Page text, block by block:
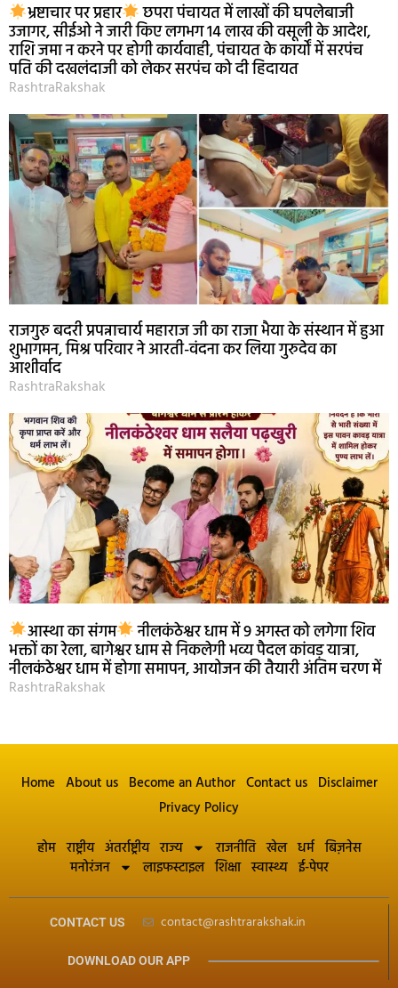
भ्रष्टाचार पर प्रहार छपरा पंचायत में लाखों की घपलेबाजी
उजागर, सीईओ ने जारी किए लगभग 14 लाख की वसूली के आदेश,
राशि जमा न करने पर होगी कार्यवाही, पंचायत के कार्यों में सरपंच
पति की दखलंदाजी को लेकर सरपंच को दी हिदायत
RashtraRakshak
राजगुरु बदरी प्रपन्नाचार्य महाराज जी का राजा भैया के संस्थान में हुआ
शुभागमन, मिश्र परिवार ने आरती-वंदना कर लिया गुरुदेव का
आशीर्वाद
RashtraRakshak
आस्था का संगम नीलकंठेश्वर धाम में 9 अगस्त को लगेगा शिव
भक्तों का रेला, बागेश्वर धाम से निकलेगी भव्य पैदल कांवड़ यात्रा,
नीलकंठेश्वर धाम में होगा समापन, आयोजन की तैयारी अंतिम चरण में
RashtraRakshak
Home About us Become an Author Contact us Disclaimer
Privacy Policy
होम राष्ट्रीय अंतर्राष्ट्रीय राज्य राजनीति खेल धर्म बिज़नेस
मनोरंजन
लाइफस्टाइल शिक्षा स्वास्थ्य ई-पेपर
CONTACT US contact@rashtrarakshak.in
DOWNLOAD OUR APP